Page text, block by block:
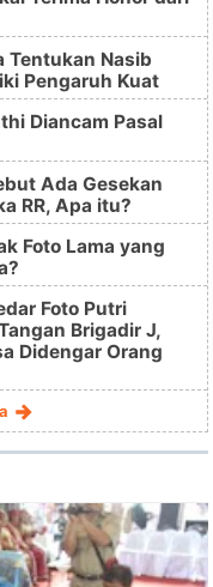
Tentukan Nasib
Pengaruh Kuat
Diancam Pasal
Ada Gesekan
RR, Apa itu?
Foto Lama yang
Foto Putri
Brigadir J,
Didengar Orang